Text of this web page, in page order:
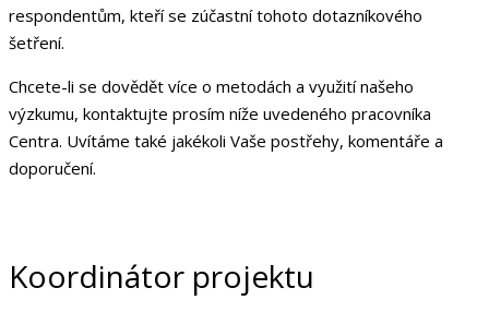
respondentům, kteří se zúčastní tohoto dotazníkového
šetření.
Chcete-li se dovědět více o metodách a využití našeho
výzkumu, kontaktujte prosím níže uvedeného pracovníka
Centra. Uvítáme také jakékoli Vaše postřehy, komentáře a
doporučení.
Koordinátor projektu